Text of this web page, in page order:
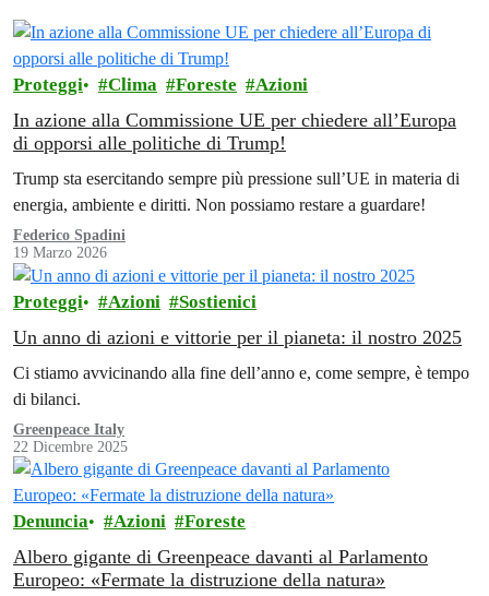
Proteggi Clima Foreste Azioni
In azione alla Commissione UE per chiedere all’Europa
di opporsi alle politiche di Trump!
Trump sta esercitando sempre più pressione sull’UE in materia di
energia, ambiente e diritti. Non possiamo restare a guardare!
Federico Spadini
19 Marzo 2026
Proteggi Azioni Sostienici
Un anno di azioni e vittorie per il pianeta: il nostro 2025
Ci stiamo avvicinando alla fine dell’anno e, come sempre, è tempo
di bilanci.
Greenpeace Italy
22 Dicembre 2025
Denuncia Azioni Foreste
Albero gigante di Greenpeace davanti al Parlamento
Europeo: «Fermate la distruzione della natura»